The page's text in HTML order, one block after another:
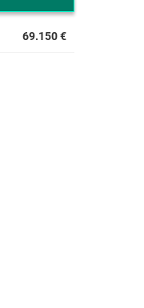
69.150 €